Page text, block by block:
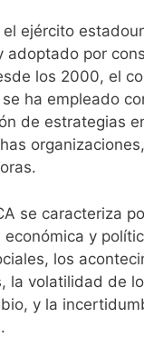
ejército
adoptado por
los 2000, el
ha empleado
de estrategias
se caracteriza
y
los
la volatilidad de
y la